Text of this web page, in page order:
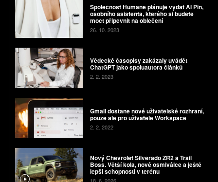
Společnost Humane plánuje vydat AI Pin,
osobního asistenta, kterého si budete
moct připevnit na oblečení
26. 10. 2023
Vědecké časopisy zakázaly uvádět
ChatGPT jako spoluautora článků
2. 2. 2023
Gmail dostane nové uživatelské rozhraní,
pouze ale pro uživatele Workspace
2. 2. 2022
Nový Chevrolet Silverado ZR2 a Trail
Boss. Větší kola, nové osmiválce a ještě
lepší schopnosti v terénu